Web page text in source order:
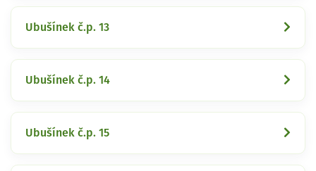
Ubušínek č.p. 13
Ubušínek č.p. 14
Ubušínek č.p. 15